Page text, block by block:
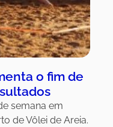
o fim de
semana em
de Vôlei de Areia.